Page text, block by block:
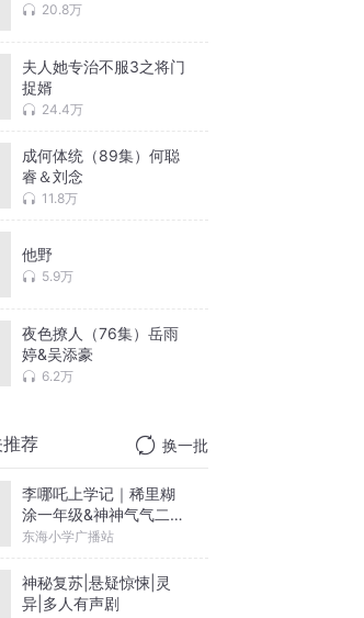
20.8万
夫人她专治不服3之将门
捉婿
24.4万
成何体统（89集）何聪
睿＆刘念
11.8万
他野
5.9万
夜色撩人（76集）岳雨
婷&吴添豪
6.2万
荐 换一批
李哪吒上学记｜稀里糊
涂一年级&神神气气二年
级
东海小学广播站
神秘复苏|悬疑惊悚|灵
异|多人有声剧